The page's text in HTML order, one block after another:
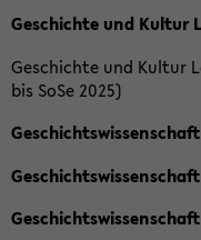
Geschichte und Kultur
Geschichte und Kultur
bis SoSe 2025)